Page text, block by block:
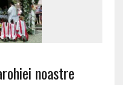
noastre